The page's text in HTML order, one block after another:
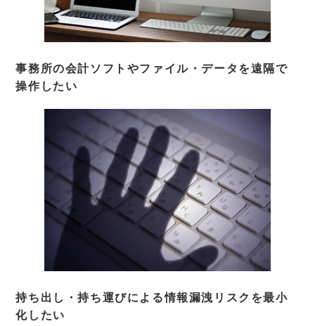
事務所の会計ソフトやファイル・データを遠隔で
操作したい
持ち出し・持ち運びによる情報漏洩リスクを最小
化したい